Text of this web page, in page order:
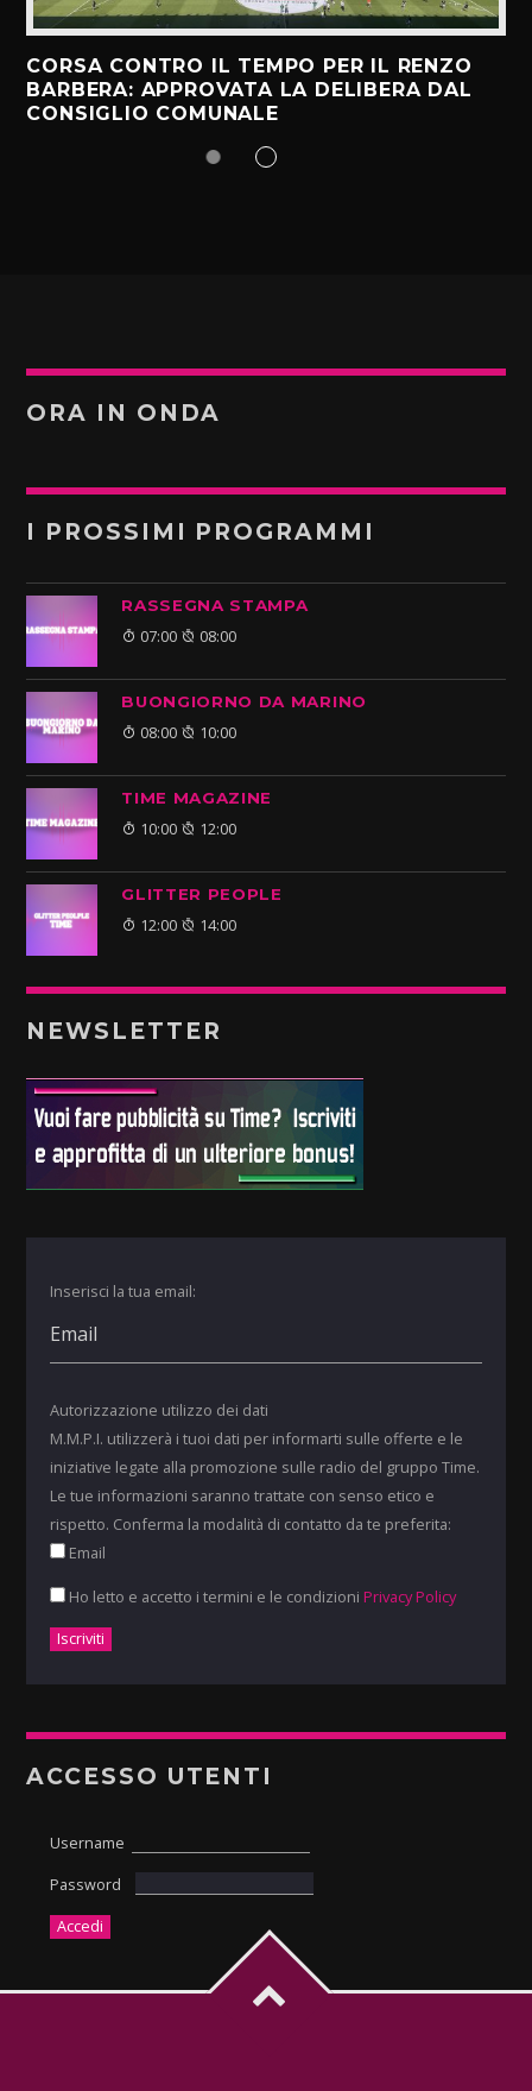
CORSA CONTRO IL TEMPO PER IL RENZO
BARBERA: APPROVATA LA DELIBERA DAL
CONSIGLIO COMUNALE
ORA IN ONDA
I PROSSIMI PROGRAMMI
RASSEGNA STAMPA
07:00 08:00
BUONGIORNO DA MARINO
08:00 10:00
TIME MAGAZINE
10:00 12:00
GLITTER PEOPLE
12:00 14:00
NEWSLETTER
Inserisci la tua email:
Autorizzazione utilizzo dei dati
M.M.P.I. utilizzerà i tuoi dati per informarti sulle offerte e le
iniziative legate alla promozione sulle radio del gruppo Time.
Le tue informazioni saranno trattate con senso etico e
rispetto. Conferma la modalità di contatto da te preferita:
Email
Ho letto e accetto i termini e le condizioni Privacy Policy
ACCESSO UTENTI
Username
Password